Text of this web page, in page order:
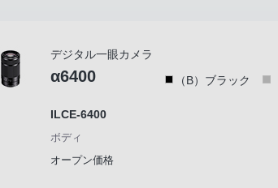
デジタル一眼カメラ
α6400 （B）ブラック
ILCE-6400
ボディ
オープン価格